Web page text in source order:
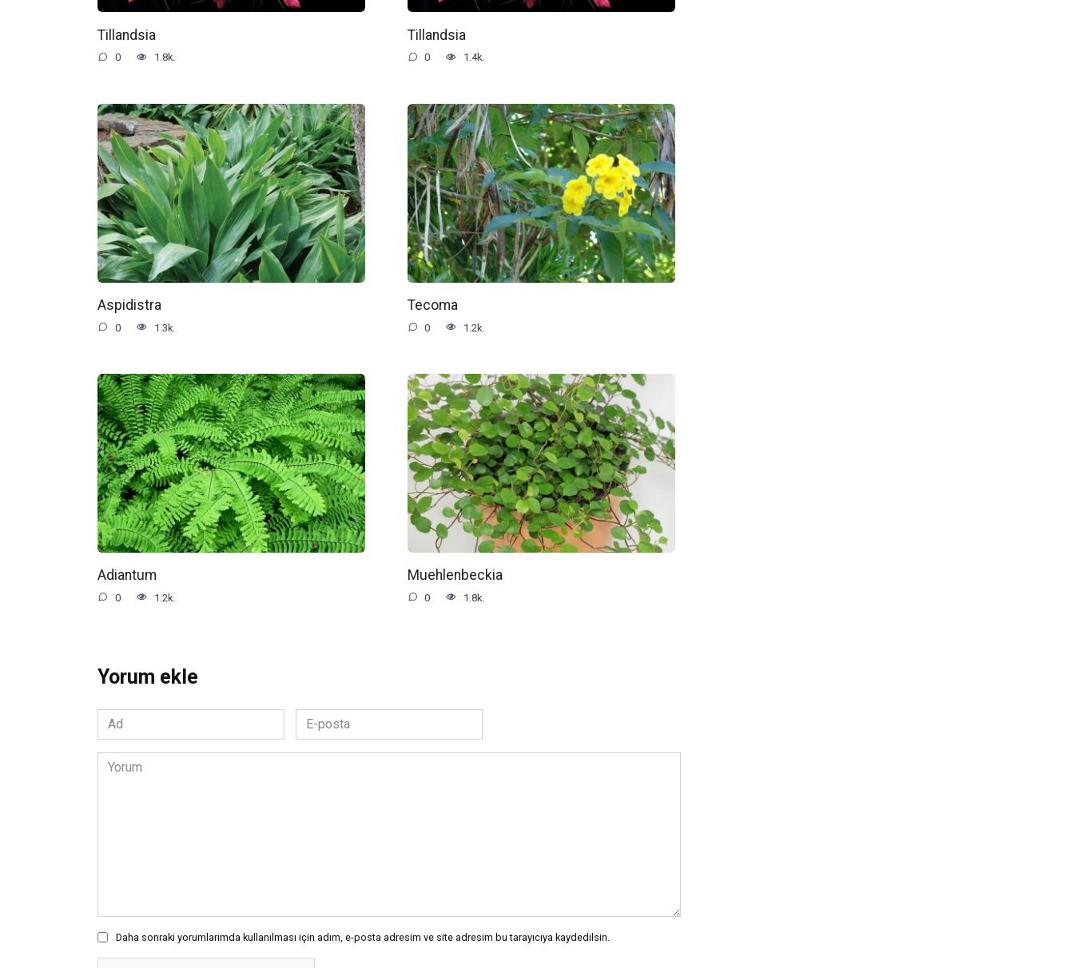
Tillandsia
0 1.8k.
Tillandsia
0 1.4k.
Aspidistra
0 1.3k.
Tecoma
0 1.2k.
Adiantum
0 1.2k.
Muehlenbeckia
0 1.8k.
Yorum ekle
Ad
*
E-
posta
*
Yorum
Daha sonraki yorumlarımda kullanılması için adım, e-posta adresim ve site adresim bu tarayıcıya kaydedilsin.